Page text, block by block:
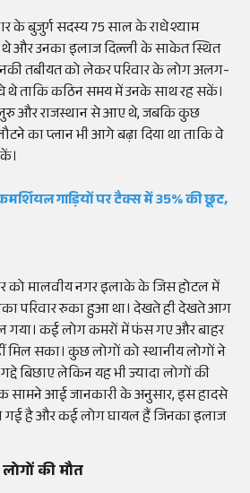
के बुजुर्ग सदस्य 75 साल के राधेश्याम
और उनका इलाज दिल्ली के साकेत स्थित
तबीयत को लेकर परिवार के लोग अलग-
थे ताकि कठिन समय में उनके साथ रह सकें।
और राजस्थान से आए थे, जबकि कुछ
का प्लान भी आगे बढ़ा दिया था ताकि वे
गाड़ियों पर टैक्स में 35% की छूट,
को मालवीय नगर इलाके के जिस होटल में
परिवार रुका हुआ था। देखते ही देखते आग
कई लोग कमरों में फंस गए और बाहर
सका। कुछ लोगों को स्थानीय लोगों ने
बिछाए लेकिन यह भी ज्यादा लोगों की
सामने आई जानकारी के अनुसार, इस हादसे
गई है और कई लोग घायल हैं जिनका इलाज
की मौत